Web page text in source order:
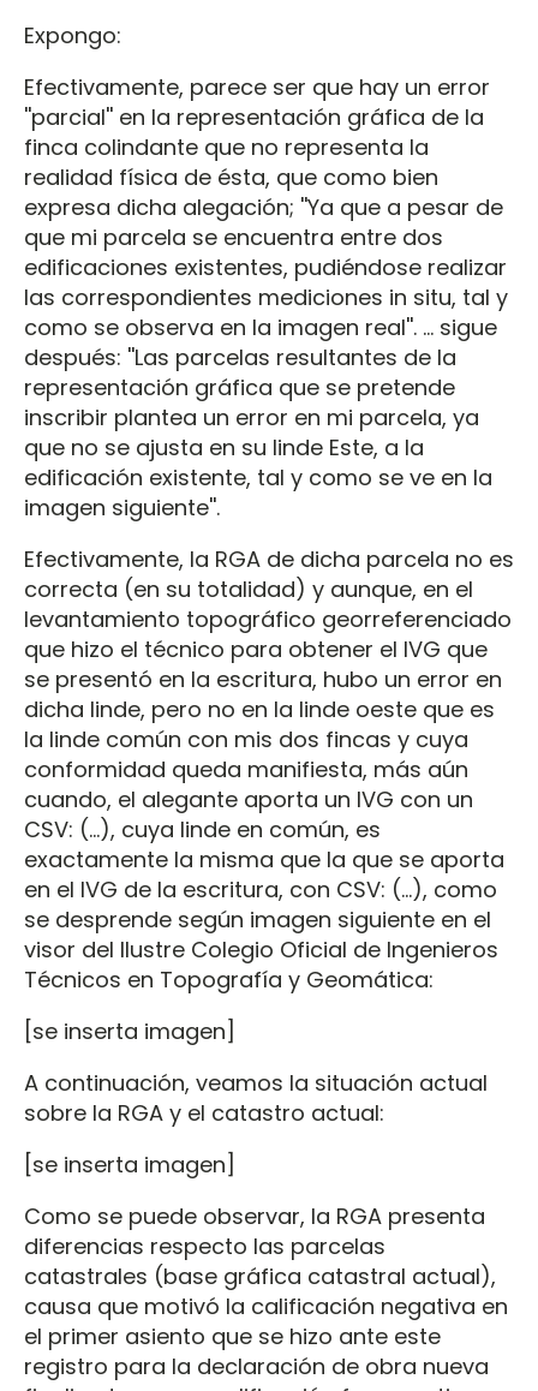
Expongo:
Efectivamente, parece ser que hay un error
''parcial'' en la representación gráfica de la
finca colindante que no representa la
realidad física de ésta, que como bien
expresa dicha alegación; ''Ya que a pesar de
que mi parcela se encuentra entre dos
edificaciones existentes, pudiéndose realizar
las correspondientes mediciones in situ, tal y
como se observa en la imagen real''. … sigue
después: ''Las parcelas resultantes de la
representación gráfica que se pretende
inscribir plantea un error en mi parcela, ya
que no se ajusta en su linde Este, a la
edificación existente, tal y como se ve en la
imagen siguiente''.
Efectivamente, la RGA de dicha parcela no es
correcta (en su totalidad) y aunque, en el
levantamiento topográfico georreferenciado
que hizo el técnico para obtener el IVG que
se presentó en la escritura, hubo un error en
dicha linde, pero no en la linde oeste que es
la linde común con mis dos fincas y cuya
conformidad queda manifiesta, más aún
cuando, el alegante aporta un IVG con un
CSV: (…), cuya linde en común, es
exactamente la misma que la que se aporta
en el IVG de la escritura, con CSV: (…), como
se desprende según imagen siguiente en el
visor del Ilustre Colegio Oficial de Ingenieros
Técnicos en Topografía y Geomática:
[se inserta imagen]
A continuación, veamos la situación actual
sobre la RGA y el catastro actual:
[se inserta imagen]
Como se puede observar, la RGA presenta
diferencias respecto las parcelas
catastrales (base gráfica catastral actual),
causa que motivó la calificación negativa en
el primer asiento que se hizo ante este
registro para la declaración de obra nueva